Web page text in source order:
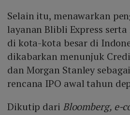
Selain itu, menawarkan
layanan Blibli Express
di kota-kota besar di
dikabarkan menunjuk
dan Morgan Stanley
rencana IPO awal tahun
Dikutip dari Bloomberg, e-